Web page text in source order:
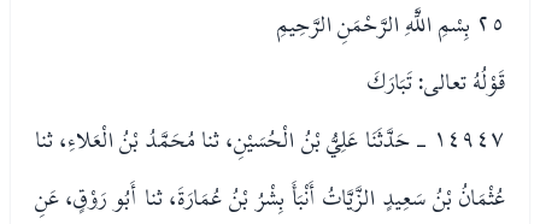
٢٥ بِسْمِ اللَّهِ الرَّحْمَنِ الرَّحِيمِ
قَوْلُهُ تعالى: تَبَارَكَ
١٤٩٤٧ - حَدَّثَنَا عَلِيُّ بْنُ الْحُسَيْنِ، ثنا مُحَمَّدُ بْنُ الْعَلاءِ، ثنا
عُثْمَانُ بْنُ سَعِيدٍ الزَّيَّاتُ أَنْبَأَ بِشْرُ بْنُ عُمَارَةَ، ثنا أَبُو رَوْقٍ، عَنِ